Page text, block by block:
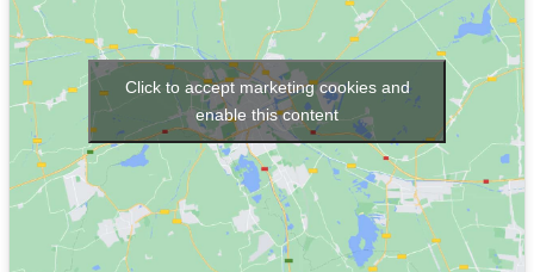
Click to accept marketing cookies and
enable this content